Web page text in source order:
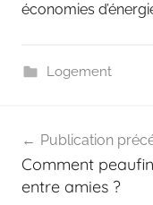
économies
Logement
de
l’article
Publication
Comment
entre amies ?